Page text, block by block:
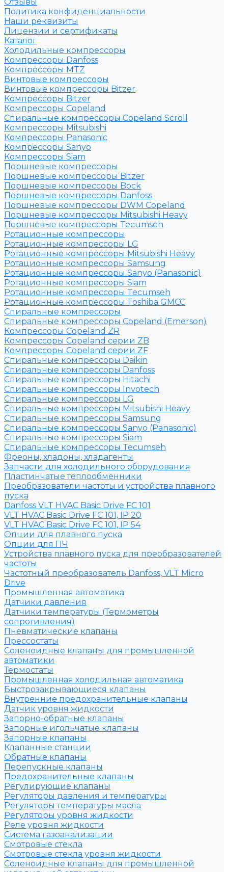
Политика конфиденциальности
Наши реквизиты
Лицензии и сертификаты
Каталог
Холодильные компрессоры
Компрессоры Danfoss
Компрессоры MTZ
Винтовые компрессоры
Винтовые компрессоры Bitzer
Компрессоры Bitzer
Компрессоры Copeland
Спиральные компрессоры Copeland Scroll
Компрессоры Mitsubishi
Компрессоры Panasonic
Компрессоры Sanyo
Компрессоры Siam
Поршневые компрессоры
Поршневые компрессоры Bitzer
Поршневые компрессоры Bock
Поршневые компрессоры Danfoss
Поршневые компрессоры DWM Copeland
Поршневые компрессоры Mitsubishi Heavy
Поршневые компрессоры Tecumseh
Ротационные компрессоры
Ротационные компрессоры LG
Ротационные компрессоры Mitsubishi Heavy
Ротационные компрессоры Samsung
Ротационные компрессоры Sanyo (Panasonic)
Ротационные компрессоры Siam
Ротационные компрессоры Tecumseh
Ротационные компрессоры Toshiba GMCC
Спиральные компрессоры
Спиральные компрессоры Copeland (Emerson)
Компрессоры Copeland ZR
Компрессоры Copeland серии ZB
Компрессоры Copeland серии ZF
Спиральные компрессоры Daikin
Спиральные компрессоры Danfoss
Спиральные компрессоры Hitachi
Спиральные компрессоры Invotech
Спиральные компрессоры LG
Спиральные компрессоры Mitsubishi Heavy
Спиральные компрессоры Samsung
Спиральные компрессоры Sanyo (Panasonic)
Спиральные компрессоры Siam
Спиральные компрессоры Tecumseh
Фреоны, хладоны, хладагенты
Запчасти для холодильного оборудования
Пластинчатые теплообменники
Преобразователи частоты и устройства плавного
пуска
Danfoss VLT HVAC Basic Drive FC 101
VLT HVAC Basic Drive FC 101, IP 20
VLT HVAC Basic Drive FC 101, IP 54
Опции для плавного пуска
Опции для ПЧ
Устройства плавного пуска для преобразователей
частоты
Частотный преобразователь Danfoss, VLT Micro
Drive
Промышленная автоматика
Датчики давления
Датчики температуры (Термометры
сопротивления)
Пневматические клапаны
Прессостаты
Соленоидные клапаны для промышленной
автоматики
Термостаты
Промышленная холодильная автоматика
Быстрозакрывающиеся клапаны
Внутренние предохранительные клапаны
Датчик уровня жидкости
Запорно-обратные клапаны
Запорные игольчатые клапаны
Запорные клапаны
Клапанные станции
Обратные клапаны
Перепускные клапаны
Предохранительные клапаны
Регулирующие клапаны
Регуляторы давления и температуры
Регуляторы температуры масла
Регуляторы уровня жидкости
Реле уровня жидкости
Система газоанализации
Смотровые стекла
Смотровые стекла уровня жидкости
Соленоидные клапаны для промышленной